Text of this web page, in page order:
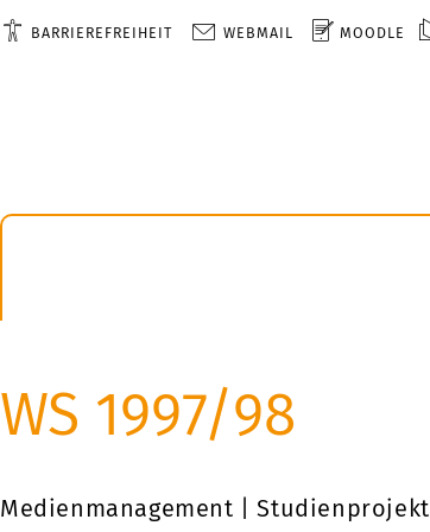
BARRIEREFREIHEIT WEBMAIL MOODLE
WS 1997/98
Medienmanagement | Studienprojekt